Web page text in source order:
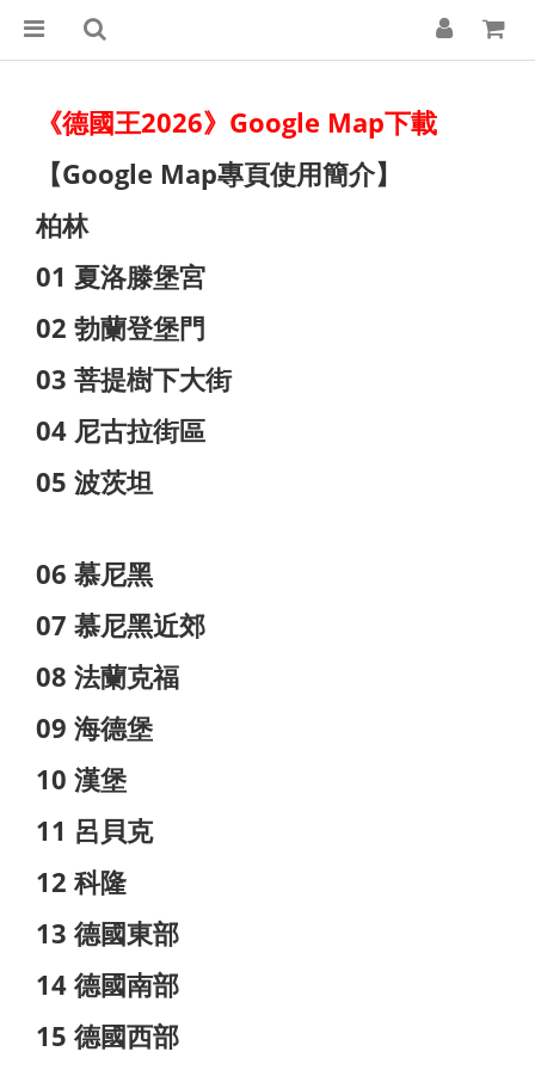
《德國王2026》Google Map下載
【Google Map專頁使用簡介】
柏林
01 夏洛滕堡宮
02 勃蘭登堡門
03 菩提樹下大街
04 尼古拉街區
05 波茨坦
06 慕尼黑
07 慕尼黑近郊
08 法蘭克福
09 海德堡
10 漢堡
11 呂貝克
12 科隆
13 德國東部
14 德國南部
15 德國西部